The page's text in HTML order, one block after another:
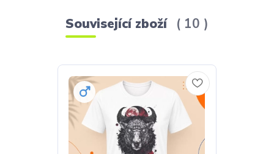
Související zboží 10